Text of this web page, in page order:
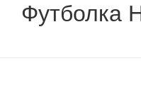
Футболка